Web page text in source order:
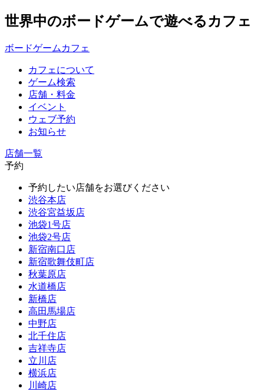
世界中のボードゲームで遊べるカフェ
ボードゲームカフェ
カフェについて
ゲーム検索
店舗・料金
イベント
ウェブ予約
お知らせ
店舗一覧
予約
予約したい店舗をお選びください
渋谷本店
渋谷宮益坂店
池袋1号店
池袋2号店
新宿南口店
新宿歌舞伎町店
秋葉原店
水道橋店
新橋店
高田馬場店
中野店
北千住店
吉祥寺店
立川店
横浜店
川崎店